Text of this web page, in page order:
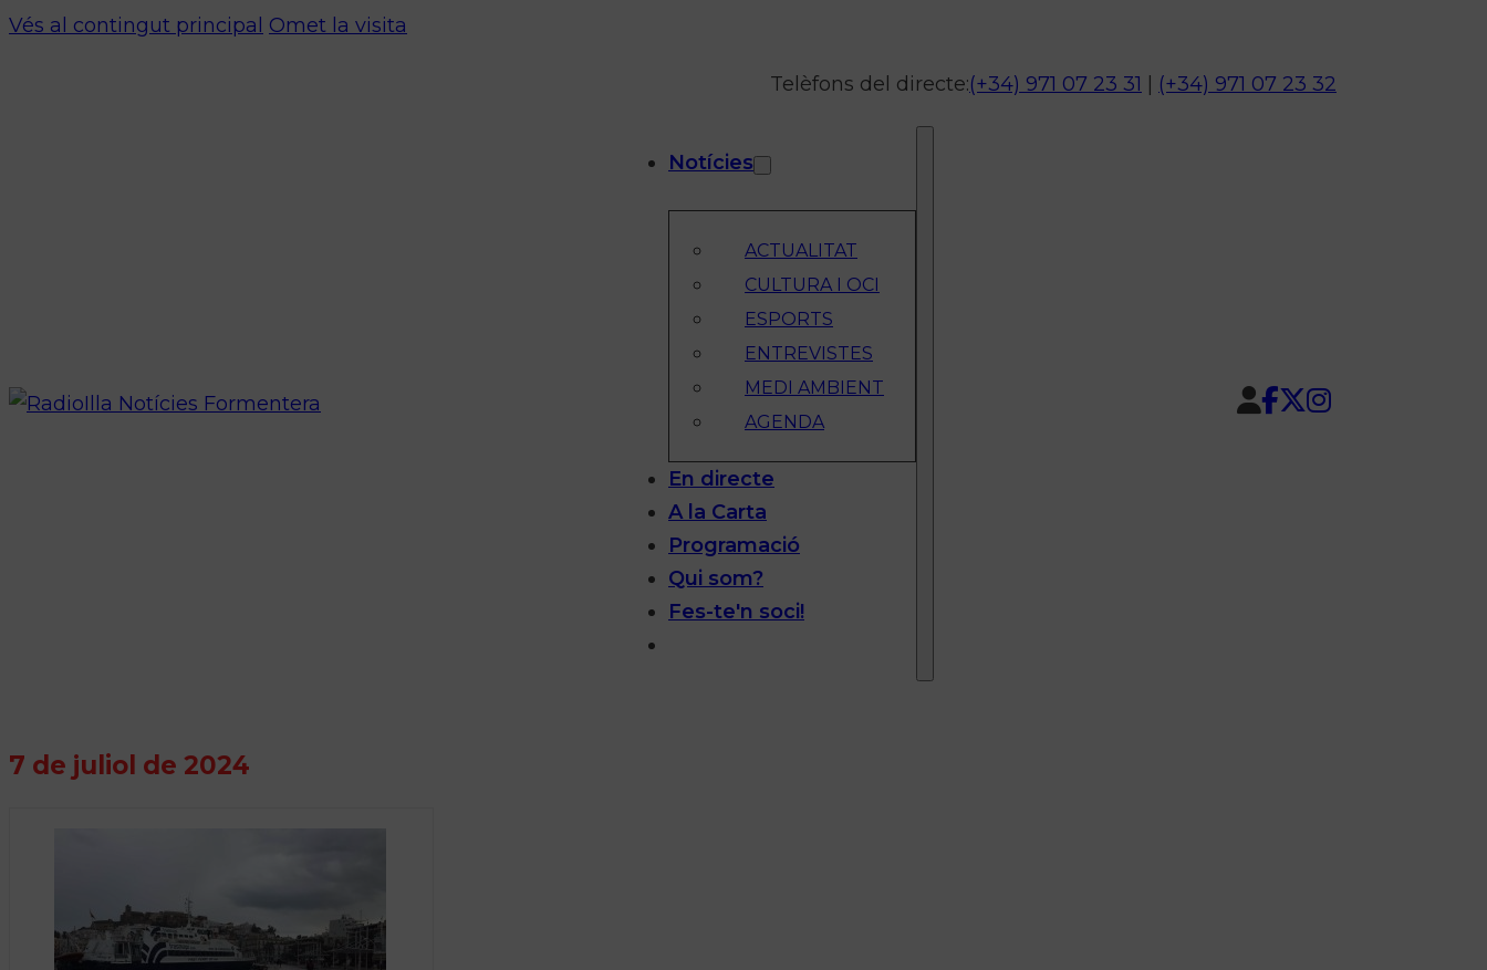
Vés al contingut principal Omet la visita
Telèfons del directe:(+34) 971 07 23 31 (+34) 971 07 23 32
Notícies
ACTUALITAT
CULTURA I OCI
ESPORTS
ENTREVISTES
MEDI AMBIENT
AGENDA
En directe
A la Carta
Programació
Qui som?
Fes-te'n soci!
7 de juliol de 2024